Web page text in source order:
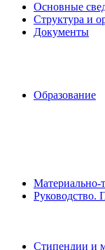
Основные
Структура и
Документы
Образование
Материально-
Руководство.
Стипендии и